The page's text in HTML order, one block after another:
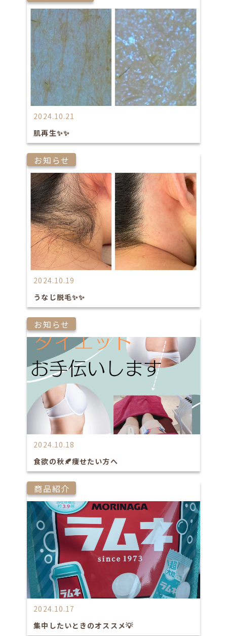
2024.10.21
肌再生✨✨
お知らせ
2024.10.19
うなじ脱毛✨✨
お知らせ
2024.10.18
食欲の秋🍂痩せたい方へ
商品紹介
2024.10.17
集中したいときのオススメ💡